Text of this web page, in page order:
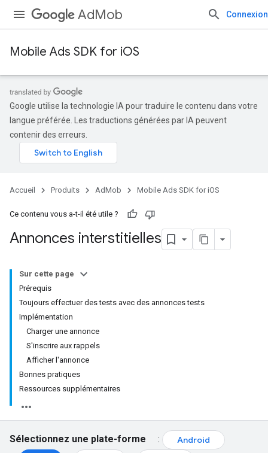
AdMob Connexion
Mobile Ads SDK for iOS
Google utilise la technologie IA pour traduire le contenu dans votre
langue préférée. Les traductions générées par IA peuvent
contenir des erreurs.
Accueil Produits AdMob Mobile Ads SDK for iOS
Ce contenu vous a-t-il été utile ?
Annonces interstitielles
Sur cette page
Prérequis
Toujours effectuer des tests avec des annonces tests
Implémentation
Charger une annonce
S'inscrire aux rappels
Afficher l'annonce
Bonnes pratiques
Ressources supplémentaires
Sélectionnez une plate-forme :
Android